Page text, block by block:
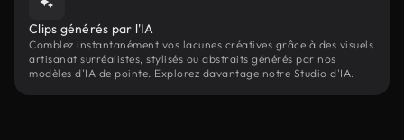
Clips générés par l'IA
Comblez instantanément vos lacunes créatives grâce à des visuels
artisanat surréalistes, stylisés ou abstraits générés par nos
modèles d'IA de pointe. Explorez davantage notre Studio d'IA.